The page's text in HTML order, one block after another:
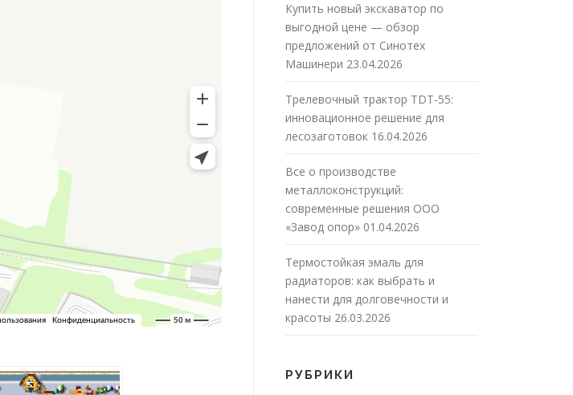
Купить новый экскаватор по
выгодной цене — обзор
предложений от Синотех
Машинери 23.04.2026
Трелевочный трактор TDT-55:
инновационное решение для
лесозаготовок 16.04.2026
Все о производстве
металлоконструкций:
современные решения ООО
«Завод опор» 01.04.2026
Термостойкая эмаль для
радиаторов: как выбрать и
нанести для долговечности и
красоты 26.03.2026
РУБРИКИ